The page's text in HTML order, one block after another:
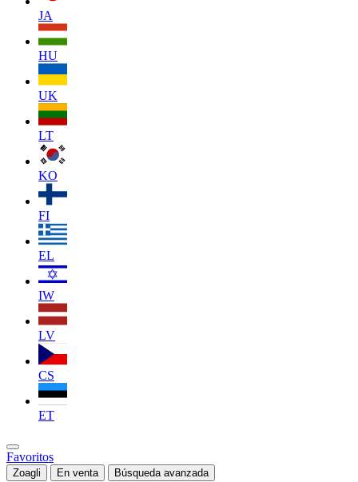
JA
HU
UK
LT
KO
FI
EL
IW
LV
CS
ET
Favoritos
Zoagli En venta Búsqueda avanzada